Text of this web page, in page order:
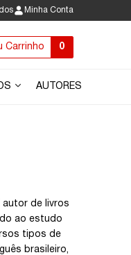
Minha Conta
Carrinho 0
AUTORES
autor de livros
ao estudo
tipos de
brasileiro,